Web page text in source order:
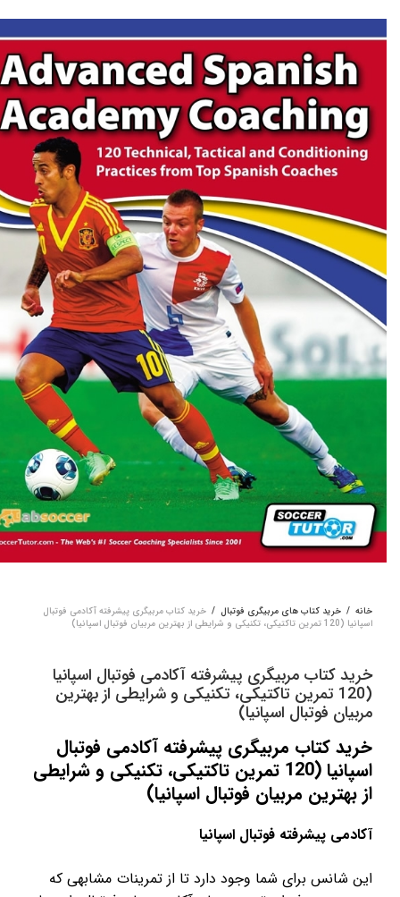
خانه / خرید کتاب های مربیگری فوتبال / خرید کتاب مربیگری پیشرفته آکادمی فوتبال
اسپانیا (120 تمرین تاکتیکی، تکنیکی و شرایطی از بهترین مربیان فوتبال اسپانیا)
خرید کتاب مربیگری پیشرفته آکادمی فوتبال اسپانیا
(120 تمرین تاکتیکی، تکنیکی و شرایطی از بهترین
مربیان فوتبال اسپانیا)
خرید کتاب مربیگری پیشرفته آکادمی فوتبال
اسپانیا (120 تمرین تاکتیکی، تکنیکی و شرایطی
از بهترین مربیان فوتبال اسپانیا)
آکادمی پیشرفته فوتبال اسپانیا
این شانس برای شما وجود دارد تا از تمرینات مشابهی که